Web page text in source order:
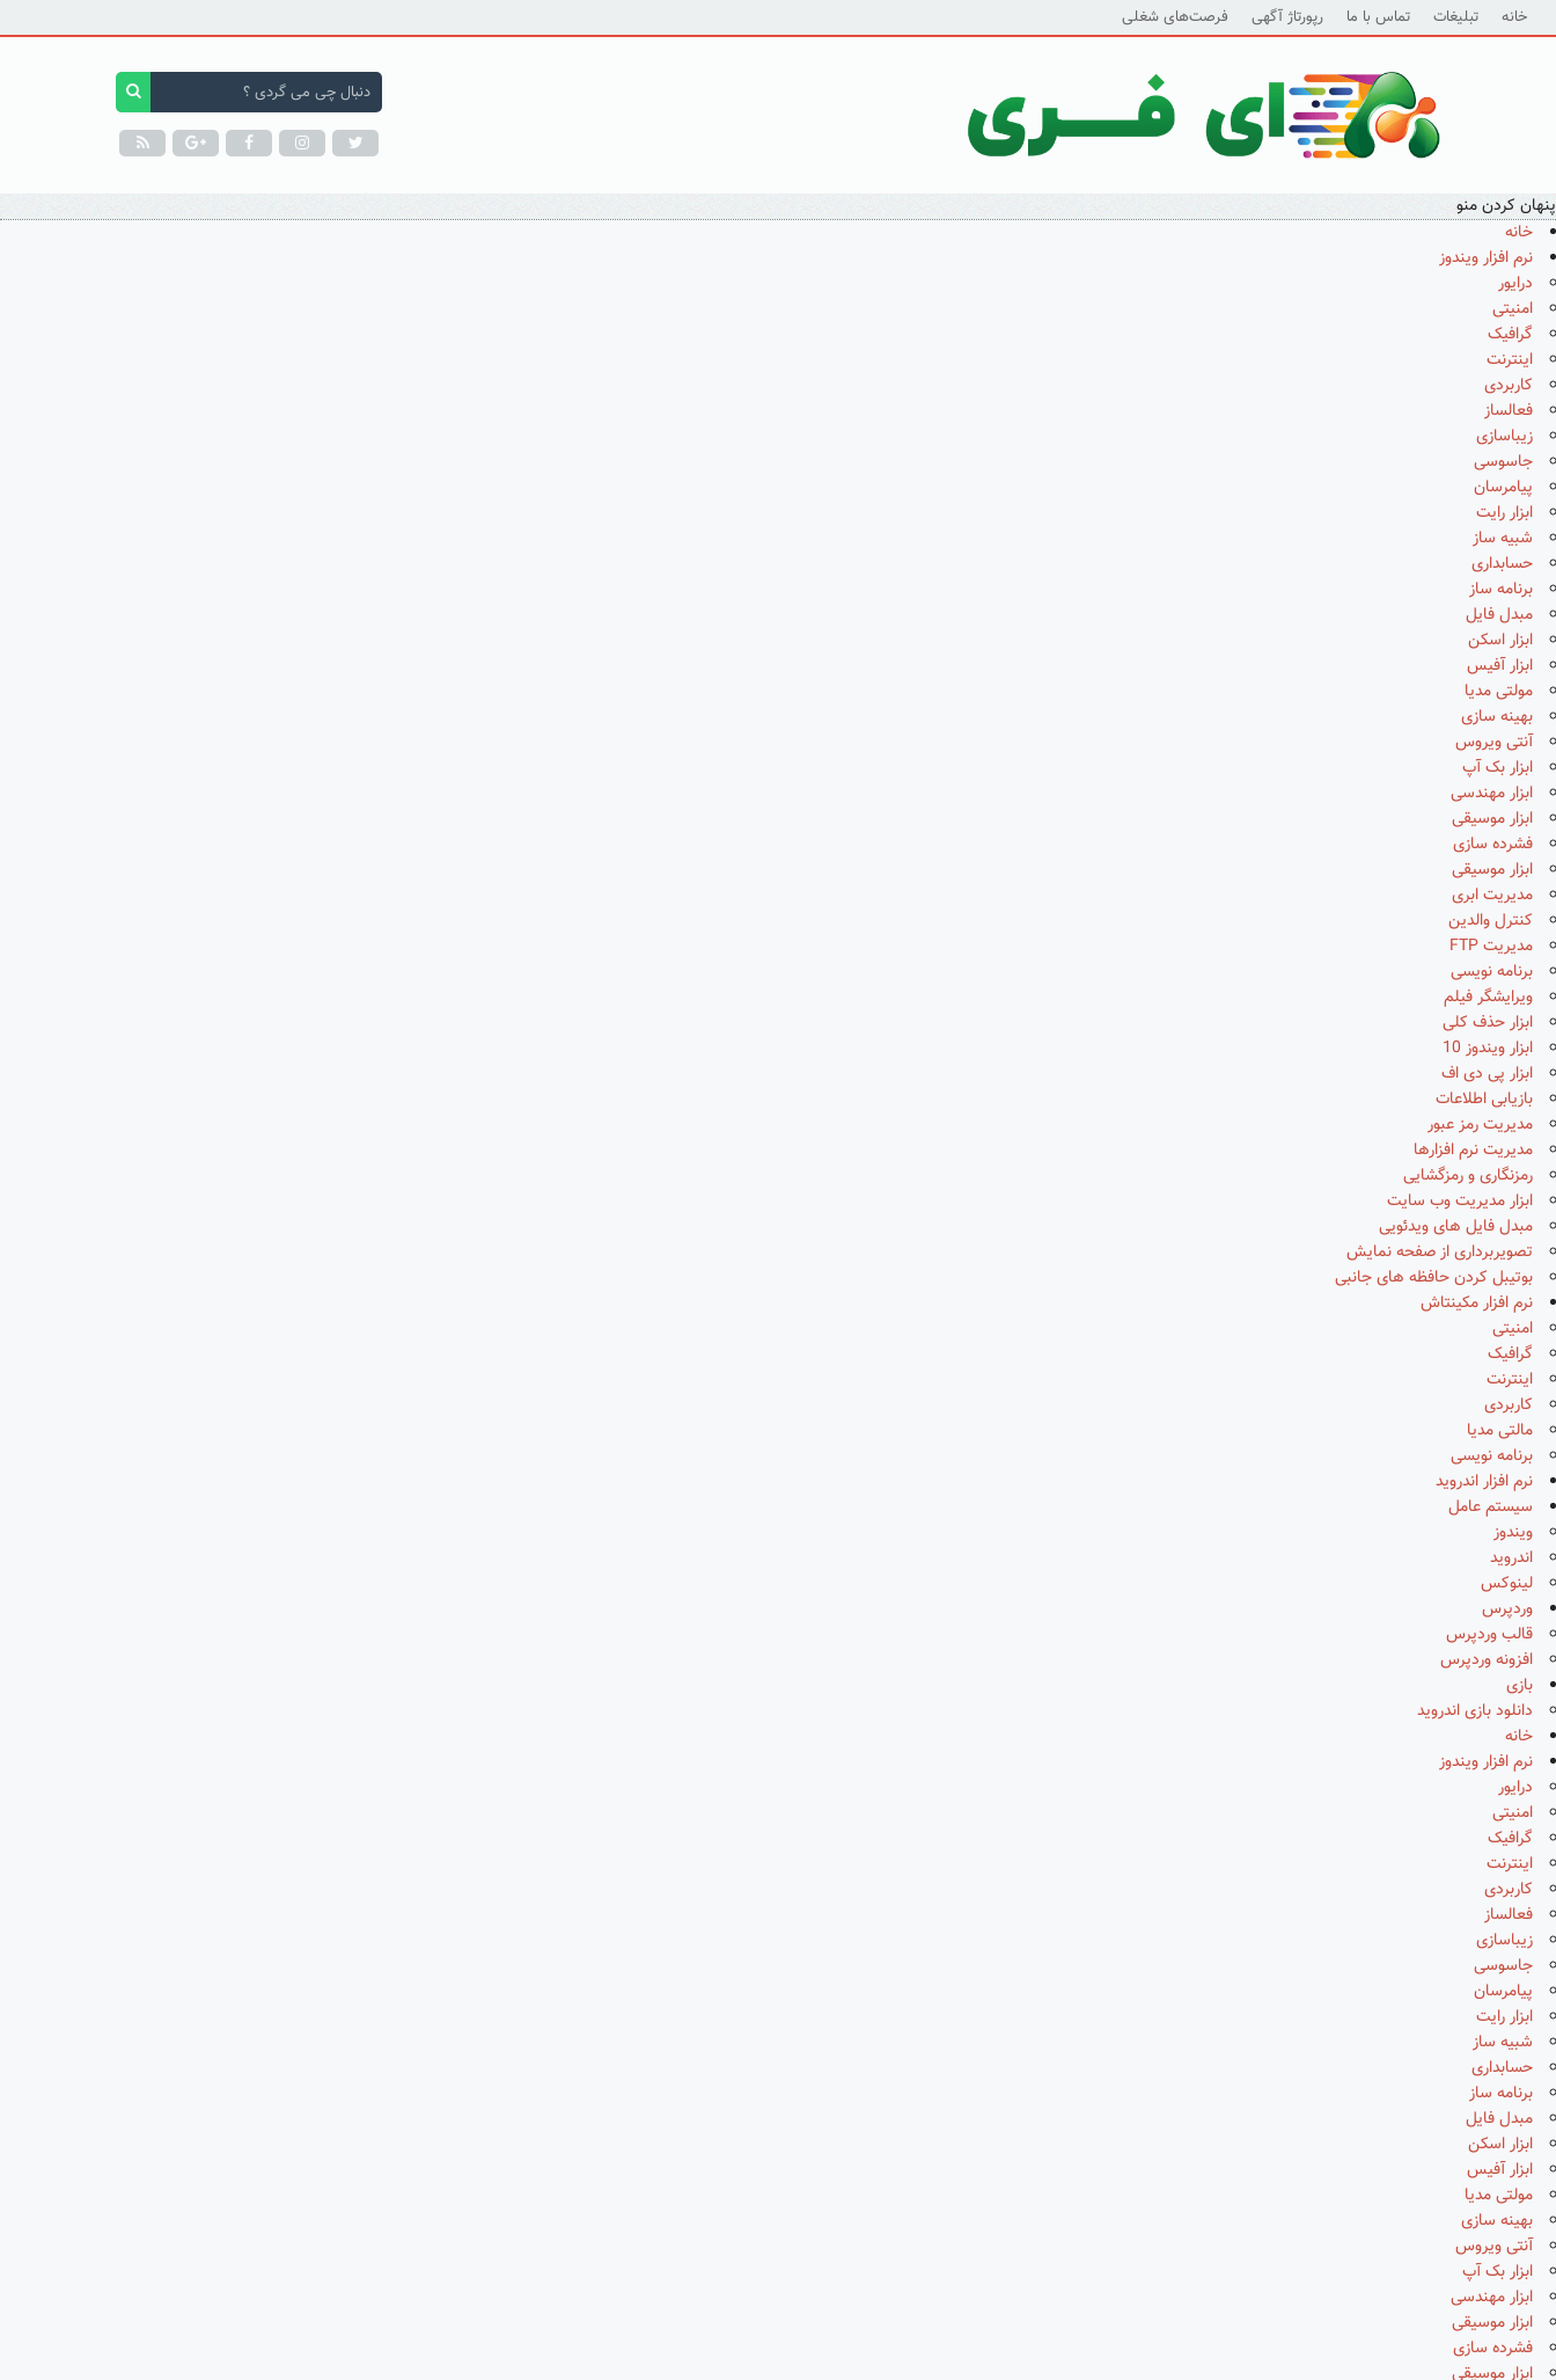
خانه تبلیغات تماس با ما رپورتاژ آگهی فرصت‌های شغلی
پنهان کردن منو
خانه
نرم افزار ویندوز
درایور
امنیتی
گرافیک
اینترنت
کاربردی
فعالساز
زیباسازی
جاسوسی
پیامرسان
ابزار رایت
شبیه ساز
حسابداری
برنامه ساز
مبدل فایل
ابزار اسکن
ابزار آفیس
مولتی مدیا
بهینه سازی
آنتی ویروس
ابزار بک آپ
ابزار مهندسی
ابزار موسیقی
فشرده سازی
ابزار موسیقی
مدیریت ابری
کنترل والدین
مدیریت FTP
برنامه نویسی
ویرایشگر فیلم
ابزار حذف کلی
ابزار ویندوز 10
ابزار پی دی اف
بازیابی اطلاعات
مدیریت رمز عبور
مدیریت نرم افزارها
رمزنگاری و رمزگشایی
ابزار مدیریت وب سایت
مبدل فایل های ویدئویی
تصویربرداری از صفحه نمایش
بوتیبل کردن حافظه های جانبی
نرم افزار مکینتاش
امنیتی
گرافیک
اینترنت
کاربردی
مالتی مدیا
برنامه نویسی
نرم افزار اندروید
سیستم عامل
ویندوز
اندروید
لینوکس
وردپرس
قالب وردپرس
افزونه وردپرس
بازی
دانلود بازی اندروید
خانه
نرم افزار ویندوز
درایور
امنیتی
گرافیک
اینترنت
کاربردی
فعالساز
زیباسازی
جاسوسی
پیامرسان
ابزار رایت
شبیه ساز
حسابداری
برنامه ساز
مبدل فایل
ابزار اسکن
ابزار آفیس
مولتی مدیا
بهینه سازی
آنتی ویروس
ابزار بک آپ
ابزار مهندسی
ابزار موسیقی
فشرده سازی
ابزار موسیقی